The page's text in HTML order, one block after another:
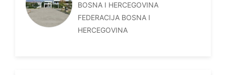
BOSNA I HERCEGOVINA
FEDERACIJA BOSNA I
HERCEGOVINA